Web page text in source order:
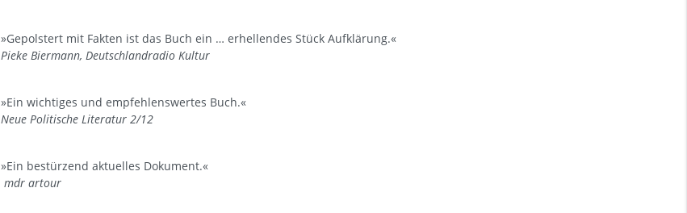
»Gepolstert mit Fakten ist das Buch ein … erhellendes Stück Aufklärung.«
Pieke Biermann, Deutschlandradio Kultur
»Ein wichtiges und empfehlenswertes Buch.«
Neue Politische Literatur 2/12
»Ein bestürzend aktuelles Dokument.«
mdr artour